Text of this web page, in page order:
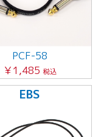
PCF-58
￥1,485 税込
EBS